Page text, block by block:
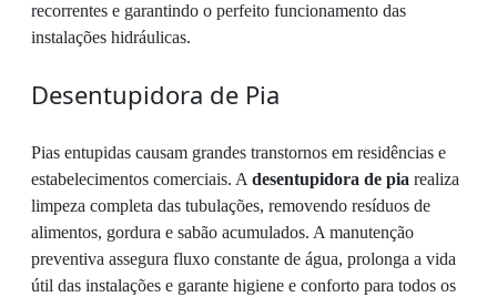
recorrentes e garantindo o perfeito funcionamento das
instalações hidráulicas.
Desentupidora de Pia
Pias entupidas causam grandes transtornos em residências e
estabelecimentos comerciais. A desentupidora de pia realiza
limpeza completa das tubulações, removendo resíduos de
alimentos, gordura e sabão acumulados. A manutenção
preventiva assegura fluxo constante de água, prolonga a vida
útil das instalações e garante higiene e conforto para todos os